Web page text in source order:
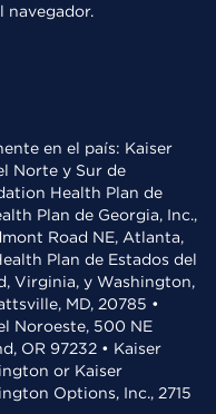
navegador.
en el país: Kaiser
Norte y Sur de
Health Plan de
Plan de Georgia, Inc.,
Road NE, Atlanta,
Plan de Estados del
Virginia, y Washington,
MD, 20785 •
Noroeste, 500 NE
OR 97232 • Kaiser
or Kaiser
Options, Inc., 2715